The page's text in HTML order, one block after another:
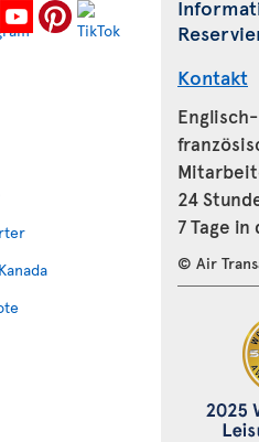
Kontakt
24
7 Tage
© Air